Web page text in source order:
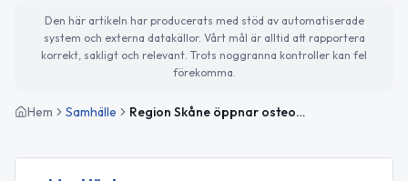
Den här artikeln har producerats med stöd av automatiserade
system och externa datakällor. Vårt mål är alltid att rapportera
korrekt, sakligt och relevant. Trots noggranna kontroller kan fel
förekomma.
Hem Samhälle Region Skåne öppnar osteoporoscentrum i Ängelholm